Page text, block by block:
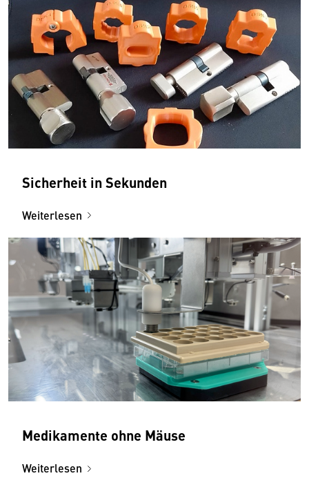
Sicherheit in Sekunden
Weiterlesen
Medikamente ohne Mäuse
Weiterlesen